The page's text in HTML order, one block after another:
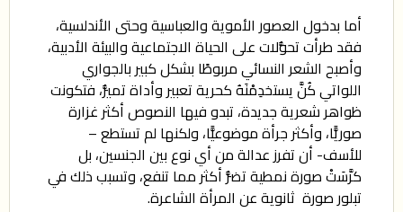
أما بدخول العصور الأموية والعباسية وحتى الأندلسية،
فقد طرأت تحوُّلات على الحياة الاجتماعية والبيئة الأدبية،
وأصبح الشعر النسائي مربوطًا بشكل كبير بالجواري
اللواتي كُنَّ يستخدِمْنَهُ كحرية تعبير وأداة تميُّز، فتكونت
ظواهر شعرية جديدة، تبدو فيها النصوص أكثر غزارة
صوريًّا، وأكثر جرأة موضوعيًّا، ولكنها لم تستطع –
للأسف- أن تفرز عدالة من أي نوع بين الجنسين، بل
كرَّسَتْ صورة نمطية تضرُّ أكثر مما تنفع، وتسبب ذلك في
تبلور صورة ثانوية عن المرأة الشاعرة.